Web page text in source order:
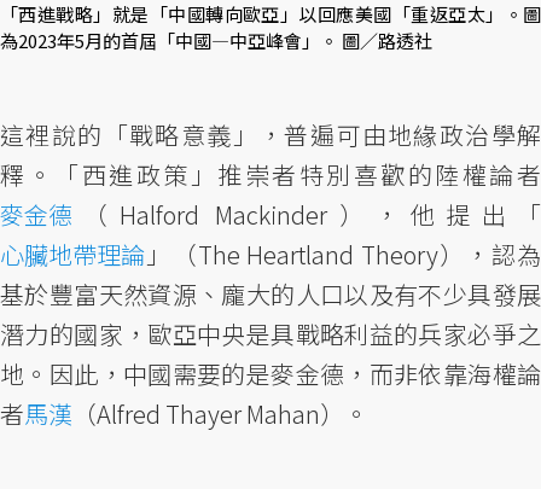
「西進戰略」就是「中國轉向歐亞」以回應美國「重返亞太」。圖
為2023年5月的首屆「中國—中亞峰會」。 圖／路透社
這裡說的「戰略意義」，普遍可由地緣政治學解
釋。「西進政策」推崇者特別喜歡的陸權論者
麥金德 （Halford Mackinder），他提出「
心臟地帶理論 」（The Heartland Theory），認為
基於豐富天然資源、龐大的人口以及有不少具發展
潛力的國家，歐亞中央是具戰略利益的兵家必爭之
地。因此，中國需要的是麥金德，而非依靠海權論
者馬漢 （Alfred Thayer Mahan）。